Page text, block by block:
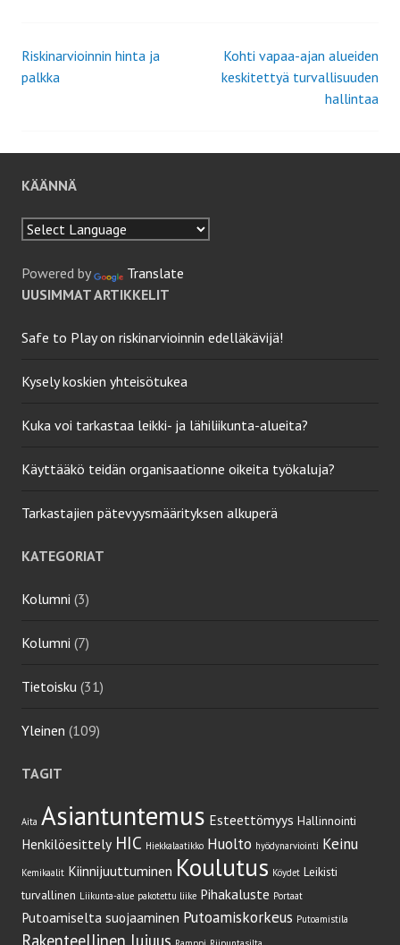
Artikkelien
Riskinarvioinnin hinta ja
palkka
Kohti vapaa-ajan alueiden
keskitettyä turvallisuuden
hallintaa
KÄÄNNÄ
Powered by
Translate
UUSIMMAT ARTIKKELIT
Safe to Play on riskinarvioinnin edelläkävijä!
Kysely koskien yhteisötukea
Kuka voi tarkastaa leikki- ja lähiliikunta-alueita?
Käyttääkö teidän organisaationne oikeita työkaluja?
Tarkastajien pätevyysmäärityksen alkuperä
KATEGORIAT
Kolumni (3)
Kolumni (7)
Tietoisku (31)
Yleinen (109)
TAGIT
Aita Asiantuntemus Esteettömyys Hallinnointi
Henkilöesittely HIC Hiekkalaatikko Huolto hyödynarviointi Keinu
Kemikaalit Kiinnijuuttuminen Koulutus Köydet Leikisti
turvallinen Liikunta-alue pakotettu liike Pihakaluste Portaat
Putoamiselta suojaaminen Putoamiskorkeus Putoamistila